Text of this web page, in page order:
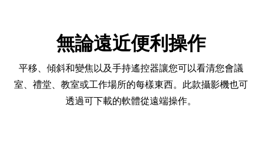
無論遠近便利操作
平移、傾斜和變焦以及手持遙控器讓您可以看清您會議
室、禮堂、教室或工作場所的每樣東西。此款攝影機也可
透過可下載的軟體從遠端操作。